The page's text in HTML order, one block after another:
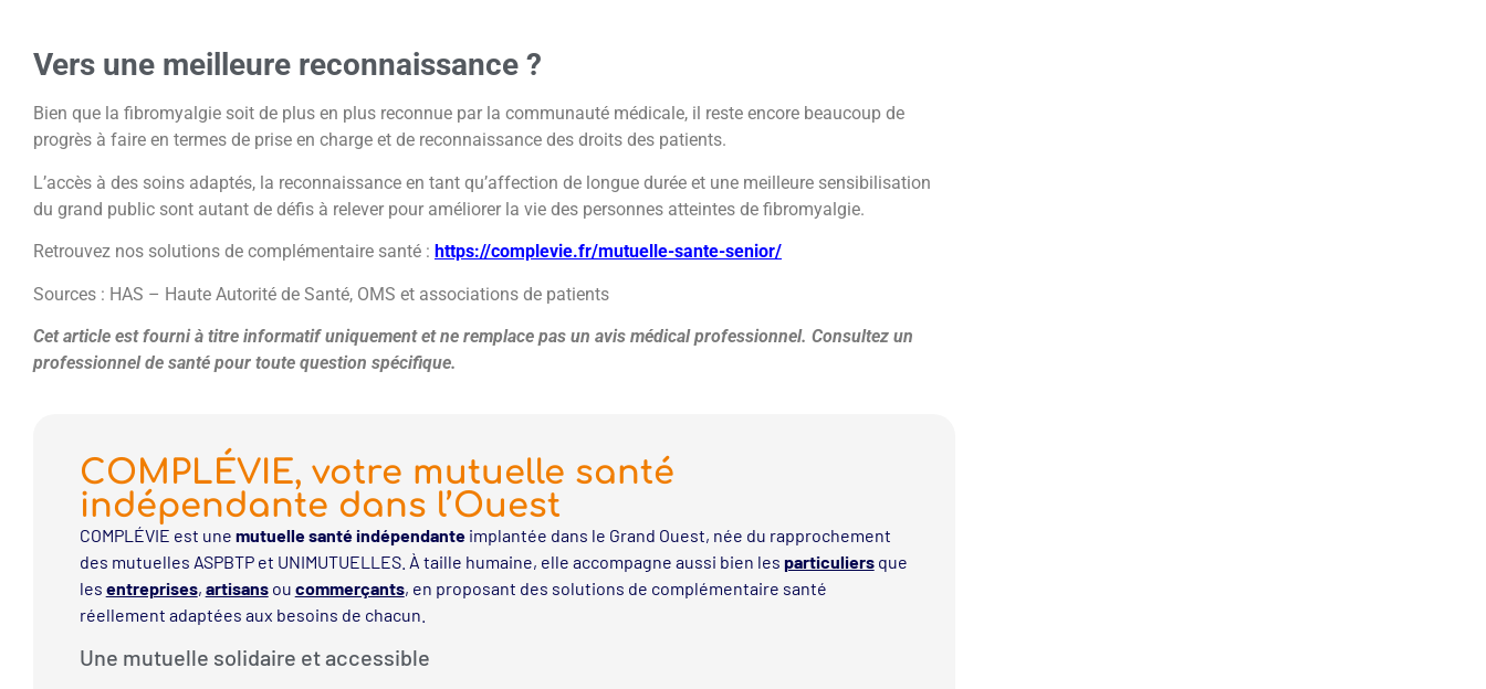
Vers une meilleure reconnaissance ?
Bien que la fibromyalgie soit de plus en plus reconnue par la communauté médicale, il reste encore beaucoup de
progrès à faire en termes de prise en charge et de reconnaissance des droits des patients.
L’accès à des soins adaptés, la reconnaissance en tant qu’affection de longue durée et une meilleure sensibilisation
du grand public sont autant de défis à relever pour améliorer la vie des personnes atteintes de fibromyalgie.
Retrouvez nos solutions de complémentaire santé : https://complevie.fr/mutuelle-sante-senior/
Sources : HAS – Haute Autorité de Santé, OMS et associations de patients
Cet article est fourni à titre informatif uniquement et ne remplace pas un avis médical professionnel. Consultez un
professionnel de santé pour toute question spécifique.
COMPLÉVIE, votre mutuelle santé
indépendante dans l’Ouest
COMPLÉVIE est une mutuelle santé indépendanteimplantée dans le Grand Ouest, née du rapprochement
des mutuelles ASPBTP et UNIMUTUELLES. À taille humaine, elle accompagne aussi bien les particuliersque
les entreprises, artisansou commerçants, en proposant des solutions de complémentaire santé
réellement adaptées aux besoins de chacun.
Une mutuelle solidaire et accessible